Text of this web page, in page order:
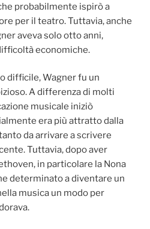
probabilmente ispirò a
per il teatro. Tuttavia, anche
aveva solo otto anni,
economiche.
difficile, Wagner fu un
A differenza di molti
musicale iniziò
era più attratto dalla
da arrivare a scrivere
Tuttavia, dopo aver
in particolare la Nona
determinato a diventare un
musica un modo per